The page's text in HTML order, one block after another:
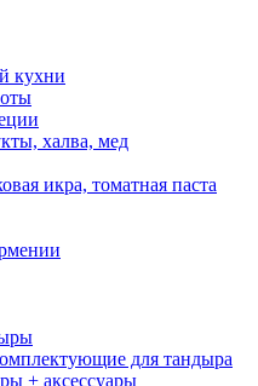
кухни
халва, мед
икра, томатная паста
для тандыра
+ аксессуары